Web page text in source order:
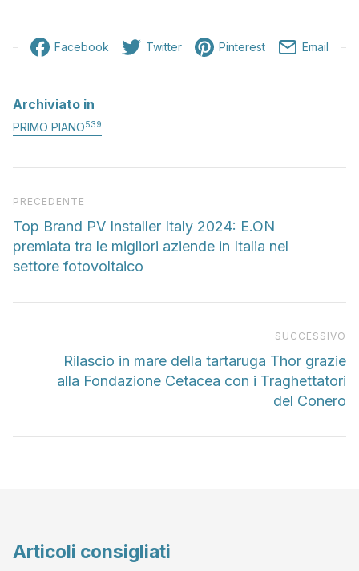
Facebook Twitter Pinterest Email
Archiviato in
PRIMO PIANO539
Articolo precedente
PRECEDENTE
Top Brand PV Installer Italy 2024: E.ON
premiata tra le migliori aziende in Italia nel
settore fotovoltaico
SUCCESSIVO
Rilascio in mare della tartaruga Thor grazie
alla Fondazione Cetacea con i Traghettatori
del Conero
Articoli consigliati